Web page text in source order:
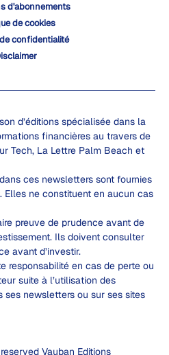
d'abonnements
de cookies
confidentialité
d’éditions spécialisée dans la
financières au travers de
Tech, La Lettre Palm Beach et
ces newsletters sont fournies
Elles ne constituent en aucun cas
preuve de prudence avant de
Ils doivent consulter
avant d’investir.
responsabilité en cas de perte ou
suite à l’utilisation des
ses newsletters ou sur ses sites
Vauban Editions